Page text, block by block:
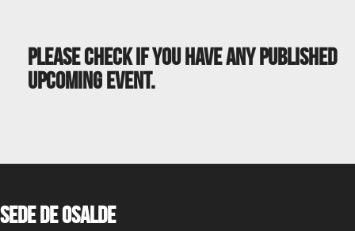
Please Check If You Have Any Published
Upcoming Event.
Sede de OSALDE